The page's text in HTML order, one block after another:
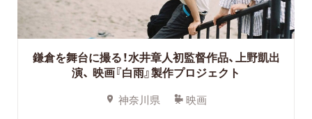
鎌倉を舞台に撮る！水井章人初監督作品、上野凱出
演、 映画『白雨』製作プロジェクト
神奈川県 映画